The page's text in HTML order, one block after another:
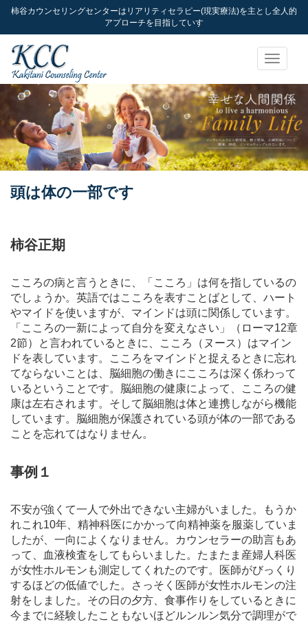
柿谷カウンセリングセンターはリアリティセラピー(現実療法)を主とし全人的
アプローチを目指していす
Toggle
頭は体の一部です
柿谷正期
こころの病と言うときに、「こころ」は何を指しているの
でしょうか。英語ではこころを表すことばとして、ハート
やマイドを使いますが、マインドは頭に関係しています。
「こころの一新によって自分を変えなさい」（ローマ12章
2節）と言われているときに、こころ（ヌース）はマイン
ドを表しています。こころをマインドと捉えるときに忘れ
てならないことは、脳細胞の働きにこころは深く係わって
いるということです。脳細胞の健康によって、こころの健
康は左右されます。そして脳細胞は体と連携しながら機能
しています。脳細胞が保護されている頭が体の一部である
ことを忘れてはなりません。
事例１
不安が強くて一人で外出できない主婦がいました。もうか
れこれ10年、精神科医にかかって向精神薬を服薬していま
したが、一向によくなりません。カウンセラーの助言もあ
って、血液検査をしてもらいました。たまたま産婦人科医
が女性ホルモンも測定してくれたのです。医師がびっくり
するほどの低値でした。さっそく医師が女性ホルモンの注
射をしました。その日の夕方、食事作りをしているときに
今までに経験したこともないほどルンルン気分で調理がで